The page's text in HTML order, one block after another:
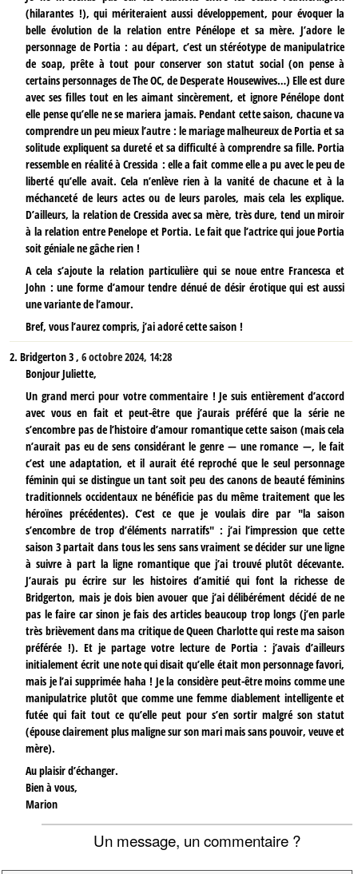
(hilarantes !), qui mériteraient aussi développement, pour évoquer la
belle évolution de la relation entre Pénélope et sa mère. J’adore le
personnage de Portia : au départ, c’est un stéréotype de manipulatrice
de soap, prête à tout pour conserver son statut social (on pense à
certains personnages de The OC, de Desperate Housewives…) Elle est dure
avec ses filles tout en les aimant sincèrement, et ignore Pénélope dont
elle pense qu’elle ne se mariera jamais. Pendant cette saison, chacune va
comprendre un peu mieux l’autre : le mariage malheureux de Portia et sa
solitude expliquent sa dureté et sa difficulté à comprendre sa fille. Portia
ressemble en réalité à Cressida : elle a fait comme elle a pu avec le peu de
liberté qu’elle avait. Cela n’enlève rien à la vanité de chacune et à la
méchanceté de leurs actes ou de leurs paroles, mais cela les explique.
D’ailleurs, la relation de Cressida avec sa mère, très dure, tend un miroir
à la relation entre Penelope et Portia. Le fait que l’actrice qui joue Portia
soit géniale ne gâche rien !
A cela s’ajoute la relation particulière qui se noue entre Francesca et
John : une forme d’amour tendre dénué de désir érotique qui est aussi
une variante de l’amour.
Bref, vous l’aurez compris, j’ai adoré cette saison !
2. Bridgerton 3 ,6 octobre 2024, 14:28
Bonjour Juliette,
Un grand merci pour votre commentaire ! Je suis entièrement d’accord
avec vous en fait et peut-être que j’aurais préféré que la série ne
s’encombre pas de l’histoire d’amour romantique cette saison (mais cela
n’aurait pas eu de sens considérant le genre — une romance —, le fait
c’est une adaptation, et il aurait été reproché que le seul personnage
féminin qui se distingue un tant soit peu des canons de beauté féminins
traditionnels occidentaux ne bénéficie pas du même traitement que les
héroïnes précédentes). C’est ce que je voulais dire par "la saison
s’encombre de trop d’éléments narratifs" : j’ai l’impression que cette
saison 3 partait dans tous les sens sans vraiment se décider sur une ligne
à suivre à part la ligne romantique que j’ai trouvé plutôt décevante.
J’aurais pu écrire sur les histoires d’amitié qui font la richesse de
Bridgerton, mais je dois bien avouer que j’ai délibérément décidé de ne
pas le faire car sinon je fais des articles beaucoup trop longs (j’en parle
très brièvement dans ma critique de Queen Charlotte qui reste ma saison
préférée !). Et je partage votre lecture de Portia : j’avais d’ailleurs
initialement écrit une note qui disait qu’elle était mon personnage favori,
mais je l’ai supprimée haha ! Je la considère peut-être moins comme une
manipulatrice plutôt que comme une femme diablement intelligente et
futée qui fait tout ce qu’elle peut pour s’en sortir malgré son statut
(épouse clairement plus maligne sur son mari mais sans pouvoir, veuve et
mère).
Au plaisir d’échanger.
Bien à vous,
Marion
Un message, un commentaire ?